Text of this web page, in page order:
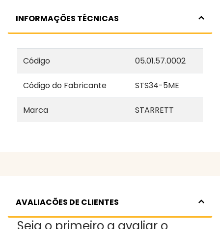
INFORMAÇÕES TÉCNICAS
Código 05.01.57.0002
Código do Fabricante STS34-5ME
Marca STARRETT
AVALIACÕES DE CLIENTES